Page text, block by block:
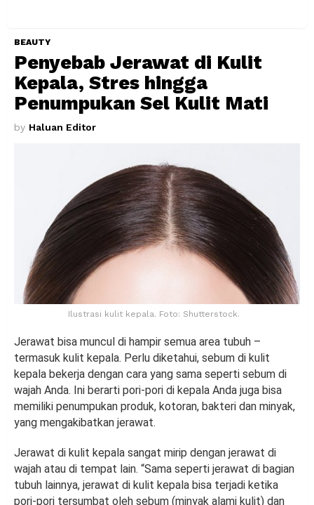
BEAUTY
Penyebab Jerawat di Kulit
Kepala, Stres hingga
Penumpukan Sel Kulit Mati
by Haluan Editor
Ilustrasi kulit kepala. Foto: Shutterstock.
Jerawat bisa muncul di hampir semua area tubuh –
termasuk kulit kepala. Perlu diketahui, sebum di kulit
kepala bekerja dengan cara yang sama seperti sebum di
wajah Anda. Ini berarti pori-pori di kepala Anda juga bisa
memiliki penumpukan produk, kotoran, bakteri dan minyak,
yang mengakibatkan jerawat.
Jerawat di kulit kepala sangat mirip dengan jerawat di
wajah atau di tempat lain. “Sama seperti jerawat di bagian
tubuh lainnya, jerawat di kulit kepala bisa terjadi ketika
pori-pori tersumbat oleh sebum (minyak alami kulit) dan